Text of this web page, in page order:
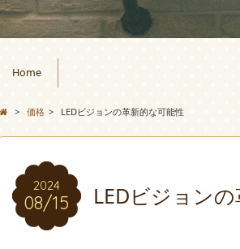
Home
> 価格 > LEDビジョンの革新的な可能性
2024
08/15 LEDビジョン